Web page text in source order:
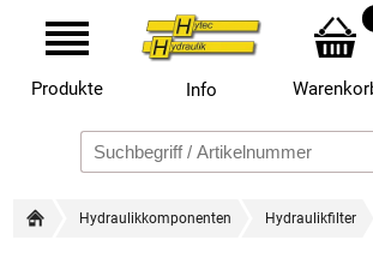
Produkte Info
Hydraulikkomponenten Hydraulikfilter